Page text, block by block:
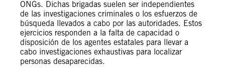
ONGs. Dichas brigadas suelen ser independientes
de las investigaciones criminales o los esfuerzos de
búsqueda llevados a cabo por las autoridades. Estos
ejercicios responden a la falta de capacidad o
disposición de los agentes estatales para llevar a
cabo investigaciones exhaustivas para localizar
personas desaparecidas.